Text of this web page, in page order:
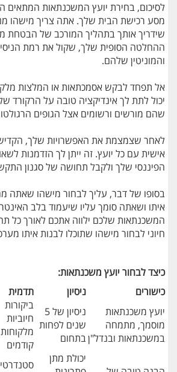
לסיכום, בחירת יועץ המשכנתאות המתאים
מסע רכישת הבית שלך. אתה צריך מישהו
שידריך אותך בתהליך המורכב של
ההחלטה הסופית שלך, שקול את רמת
והמוניטין שלהם.
אל תפחד לבקש אסמכתאות או המלצות
יכול לתת לך אינדיקציה טובה על הרקורד
שהם מורשים ורשומים אצל הגופים
לאחר שצמצמת את האפשרויות שלך,
אישית עם כל יועץ. זה ייתן לך הזדמנות
הפיננסי שלך ולקבל תחושה של סגנון
בסופו של דבר, עליך לבחור מישהו שאתה
איתו ושאתה סומך עליו שיעמוד בלב
המשכנתאות שלכם ילווה אתכם לאורך כל
חיוני לבחור מישהו שתוכלו לבנות איתו
כיצד לבחור יועץ משכנתאות:
כישורים
ניסיון תדמית
יועץ משכנתאות
מוסמך, מתמחה
במשכנתאות ובנדל"ן
ניסיון של 5
שנים לפחות
בתחום
ביקורות
חיוביות
מלקוחות
קודמים
יכולת מתן